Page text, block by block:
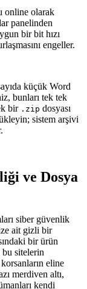
online olarak
panelinden
bir bit hızı
engeller.
küçük Word
bunları tek tek
bir .zip dosyası
sistem arşivi
ve Dosya
siber güvenlik
ait gizli bir
bir ürün
bu sitelerin
eline
merdiven altı,
kendi